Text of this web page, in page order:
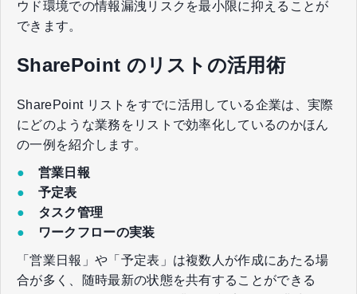
ウド環境での情報漏洩リスクを最小限に抑えることが
できます。
SharePoint のリストの活用術
SharePoint リストをすでに活用している企業は、実際
にどのような業務をリストで効率化しているのかほん
の一例を紹介します。
● 営業日報
● 予定表
● タスク管理
● ワークフローの実装
「営業日報」や「予定表」は複数人が作成にあたる場
合が多く、随時最新の状態を共有することができる